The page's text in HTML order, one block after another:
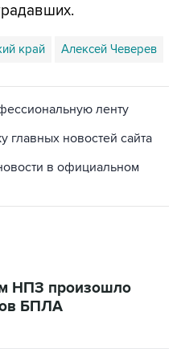
край Алексей Чеверев
ленту
главных новостей сайта
в официальном
НПЗ произошло
БПЛА